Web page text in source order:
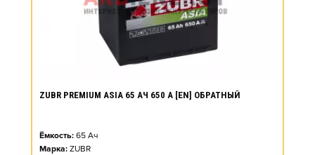
ZUBR PREMIUM ASIA 65 АЧ 650 А [EN] ОБРАТНЫЙ
Ёмкость: 65 Ач
Марка: ZUBR